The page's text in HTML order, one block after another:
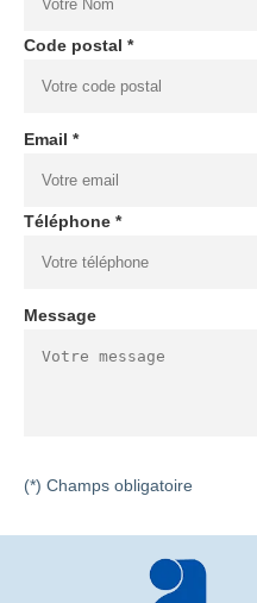
Code postal *
Email *
Téléphone *
Message
(*) Champs obligatoire